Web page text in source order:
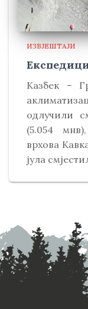
ИЗВЈЕШТАЈИ
Kазбек –
одлучили
(5.054
врхова
јула